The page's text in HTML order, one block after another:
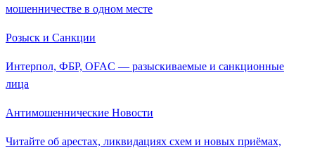
мошенничестве в одном месте
Розыск и Санкции
Интерпол, ФБР, OFAC — разыскиваемые и санкционные
лица
Антимошеннические Новости
Читайте об арестах, ликвидациях схем и новых приёмах,